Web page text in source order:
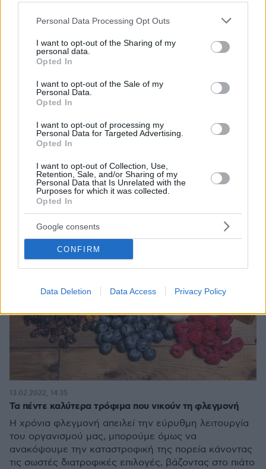
Please note that this website/app uses one or more Google
not limited to your visit or usage behaviour. You may click to
grant or deny consent to Google and its third-party tags to
use your data for below specified purposes in below Google
consent section.
Personal Data Processing Opt Outs
I want to opt-out of the Sharing of my
personal data.
Opted In
I want to opt-out of the Sale of my
Personal Data.
Opted In
I want to opt-out of processing my
Personal Data for Targeted Advertising.
Opted In
I want to opt-out of Collection, Use,
Retention, Sale, and/or Sharing of my
Personal Data that Is Unrelated with the
Purposes for which it was collected.
Opted In
Google consents
CONFIRM
Data Deletion Data Access Privacy Policy
Εννέα λαχανικά που μας ωφελούν περισσότερο
Η άνοδος του raw veganism τα τελευταία χρόνια
αύξησε την τάση για την κατανάλωση περισσότερων
λαχανικά που είναι πιο θρεπτικά, όταν τα
μαγειρεύουμε - Δείτε ποια
Τα πέντε καλύτερα τρόφιμα που νικούν τη φλεγμονή
Η χρόνια φλεγμονή απειλεί την εύρυθμη λειτουργία
του οργανισμού μας, μπορούμε όμως να
ανακόψουμε την καταστροφική της πορεία κάνοντας
τις σωστές διατροφικές επιλογές, βάζοντας στο πιάτο
13.02.2022, 14:35